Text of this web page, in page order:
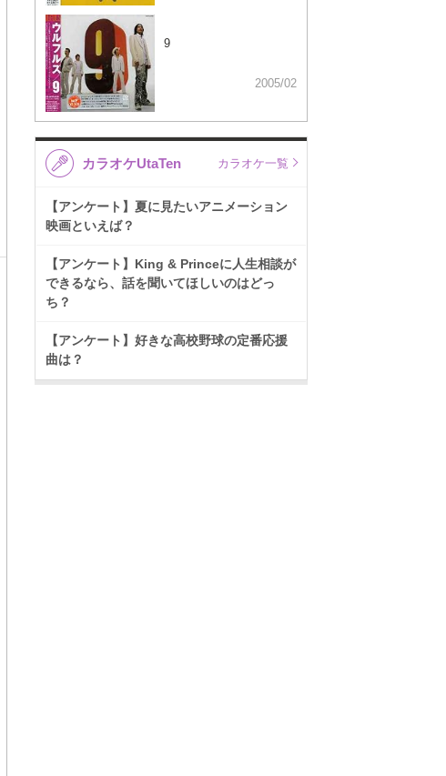
9
2005/02
カラオケUtaTen カラオケ一覧
【アンケート】夏に見たいアニメーション
映画といえば？
【アンケート】King & Princeに人生相談が
できるなら、話を聞いてほしいのはどっ
ち？
【アンケート】好きな高校野球の定番応援
曲は？